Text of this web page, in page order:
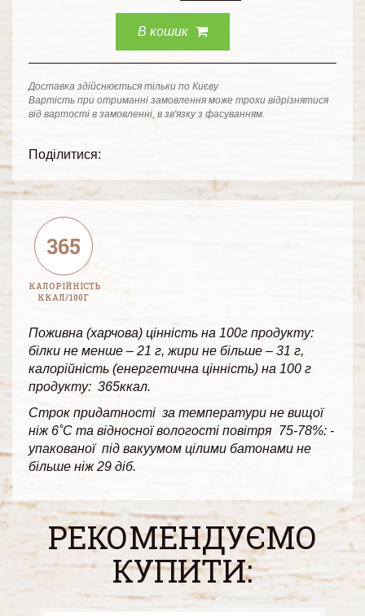
В кошик
Доставка здійснюється тільки по Києву
Вартість при отриманні замовлення може трохи відрізнятися
від вартості в замовленні, в зв'язку з фасуванням.
Поділитися:
365
КАЛОРІЙНІСТЬ
ККАЛ/100Г
Поживна (харчова) цінність на 100г продукту:
білки не менше – 21 г, жири не більше – 31 г,
калорійність (енергетична цінність) на 100 г
продукту: 365ккал.
Строк придатності за температури не вищої
ніж 6˚С та відносної вологості повітря 75-78%: -
упакованої під вакуумом цілими батонами не
більше ніж 29 діб.
РЕКОМЕНДУЄМО
КУПИТИ: